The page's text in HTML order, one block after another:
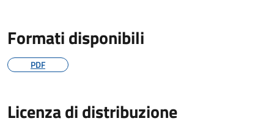
Formati disponibili
PDF
Licenza di distribuzione